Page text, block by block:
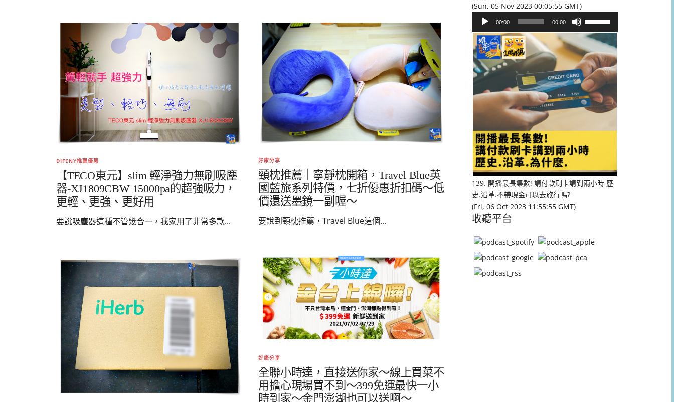
DIFENY推薦優惠
【TECO東元】slim 輕淨強力無刷吸塵
器-XJ1809CBW 15000pa的超強吸力，
更輕、更強、更好用
要說吸塵器這種不管幾合一，我家用了非常多款...
好康分享
頸枕推薦｜寧靜枕開箱，Travel Blue英
國藍旅系列特價，七折優惠折扣碼～低
價還送墨鏡一副喔～
要說到頸枕推薦，Travel Blue這個...
好康分享
全聯小時達，直接送你家～線上買菜不
用擔心現場買不到～399免運最快一小
時到家～金門澎湖也可以送啊～
(Sun, 05 Nov 2023 00:05:55 GMT)
播
放
器
00:00 00:00
向
上/
向
下
鍵
以
提
或
降
低
量。
139. 開播最長集數! 講付款刷卡講到兩小時 歷
史.沿革.不帶現金可以去旅行嗎?
(Fri, 06 Oct 2023 11:55:55 GMT)
收聽平台